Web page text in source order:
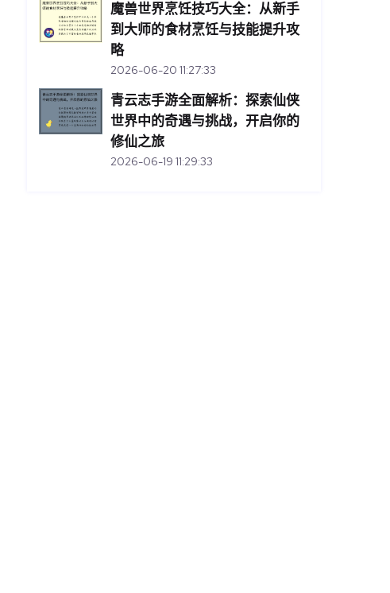
魔兽世界烹饪技巧大全：从新手
到大师的食材烹饪与技能提升攻
略
2026-06-20 11:27:33
青云志手游全面解析：探索仙侠
世界中的奇遇与挑战，开启你的
修仙之旅
2026-06-19 11:29:33